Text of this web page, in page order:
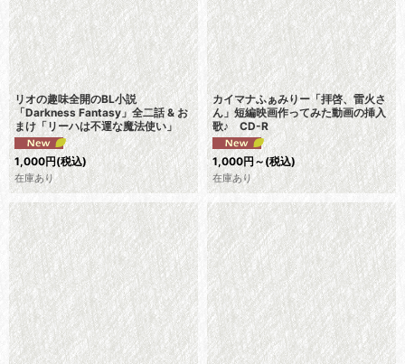
リオの趣味全開のBL小説
「Darkness Fantasy」全二話 & お
まけ「リーハは不運な魔法使い」
1,000円(税込)
在庫あり
カイマナふぁみりー「拝啓、雷火さ
ん」短編映画作ってみた動画の挿入
歌♪ CD-R
1,000円～(税込)
在庫あり